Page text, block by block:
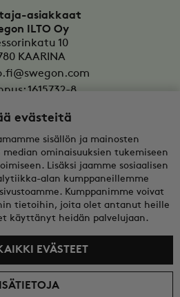
asiakkaat
ILTO Oy
10
KAARINA
1615732-8
Swegon Ab
Jungin aukio 7
ESPOO
0108352-2
Swegon ILTO Oy
evästeitä
sisällön ja mainosten
median ominaisuuksien tukemiseen
Lisäksi jaamme sosiaalisen
alan kumppaneillemme
Kumppanimme voivat
tietoihin, joita olet antanut heille
käyttänyt heidän palvelujaan.
EVÄSTEET